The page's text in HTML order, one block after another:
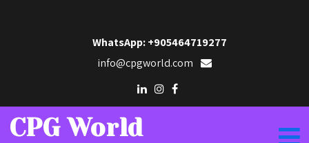
WhatsApp: +905464719277
CPG World